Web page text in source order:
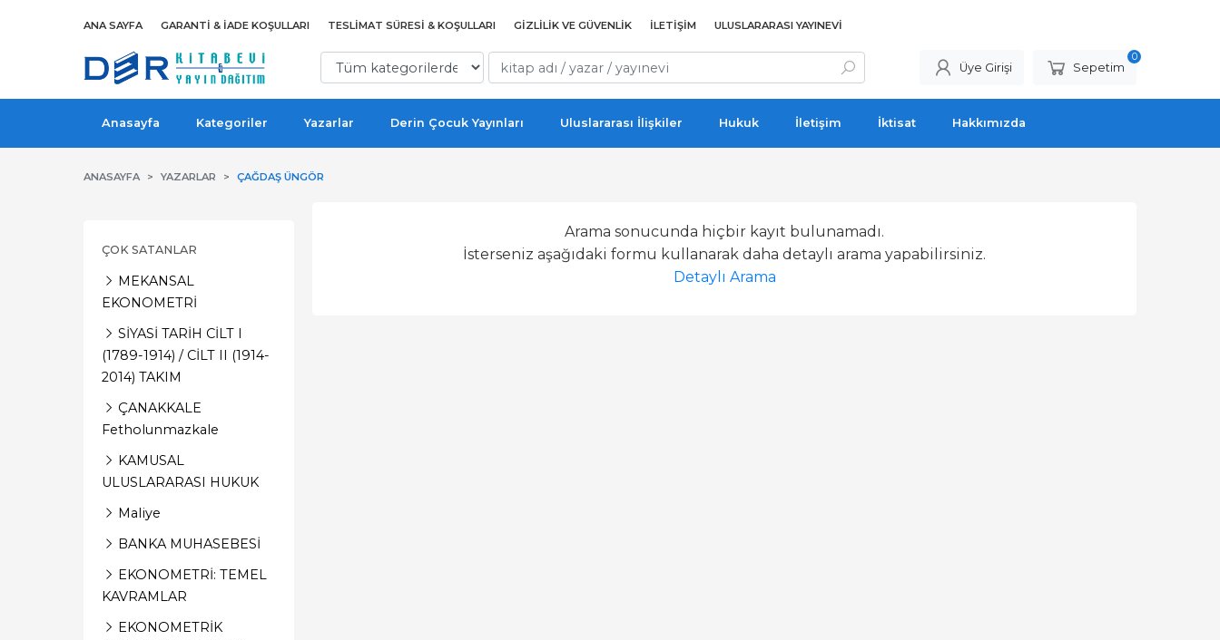
ANA SAYFA GARANTI & İADE KOŞULLARI TESLIMAT SÜRESI & KOŞULLARI GIZLILIK VE GÜVENLIK İLETIŞIM ULUSLARARASI YAYINEVI
Üye Girişi Sepetim
0
Anasayfa Kategoriler Yazarlar Derin Çocuk Yayınları Uluslararası İlişkiler Hukuk İletişim İktisat Hakkımızda
ANASAYFA YAZARLAR ÇAĞDAŞ ÜNGÖR
ÇOK SATANLAR
MEKANSAL
EKONOMETRİ
SİYASİ TARİH CİLT I
(1789-1914) / CİLT II (1914-
2014) TAKIM
ÇANAKKALE
Fetholunmazkale
KAMUSAL
ULUSLARARASI HUKUK
Maliye
BANKA MUHASEBESİ
EKONOMETRİ: TEMEL
KAVRAMLAR
EKONOMETRİK
Arama sonucunda hiçbir kayıt bulunamadı.
İsterseniz aşağıdaki formu kullanarak daha detaylı arama yapabilirsiniz.
Detaylı Arama